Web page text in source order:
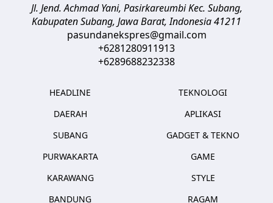
Jl. Jend. Achmad Yani, Pasirkareumbi Kec. Subang,
Kabupaten Subang, Jawa Barat,Indonesia41211
pasundanekspres@gmail.com
+6281280911913
+6289688232338
HEADLINE
DAERAH
SUBANG
PURWAKARTA
KARAWANG
BANDUNG
TEKNOLOGI
APLIKASI
GADGET & TEKNO
GAME
STYLE
RAGAM